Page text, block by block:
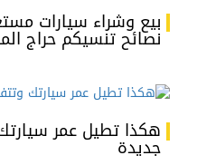
بيع وشراء سيارات
نصائح تنسيكم حراج
هكذا تطيل عمر
جديدة